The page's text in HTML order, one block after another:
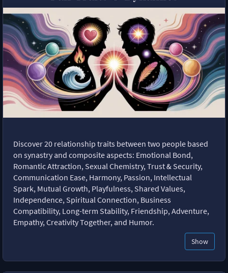
Discover 20 relationship traits between two people based
on synastry and composite aspects: Emotional Bond,
Romantic Attraction, Sexual Chemistry, Trust & Security,
Communication Ease, Harmony, Passion, Intellectual
Spark, Mutual Growth, Playfulness, Shared Values,
Independence, Spiritual Connection, Business
Compatibility, Long-term Stability, Friendship, Adventure,
Empathy, Creativity Together, and Humor.
Show